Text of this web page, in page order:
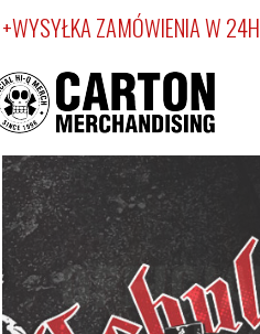
+WYSYŁKA ZAMÓWIENIA W 24H